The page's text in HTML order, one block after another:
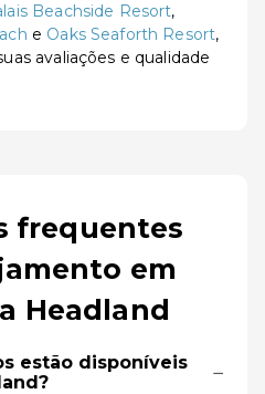
Beachside Resort,
e Oaks Seaforth Resort,
avaliações e qualidade
frequentes
em
Headland
estão disponíveis
−